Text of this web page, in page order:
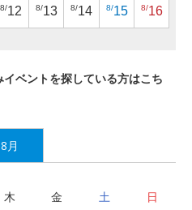
8/12 8/13 8/14 8/15 8/16
ベントを探している方はこち
8月
木 金 土 日